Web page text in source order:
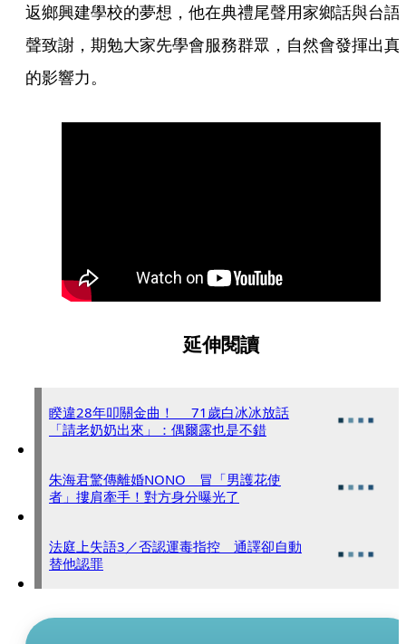
返鄉興建學校的夢想，他在典禮尾聲用家鄉話與台語
聲致謝，期勉大家先學會服務群眾，自然會發揮出真
的影響力。
延伸閱讀
睽違28年叩關金曲！ 71歲白冰冰放話
「請老奶奶出來」：偶爾露也是不錯
朱海君驚傳離婚NONO 冒「男護花使
者」摟肩牽手！對方身分曝光了
法庭上失語3／否認運毒指控 通譯卻自動
替他認罪